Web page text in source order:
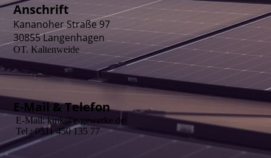
Anschrift
Kananoher Straße 97
30855 Langenhagen
OT. Kaltenweide
E-Mail & Telefon
E-Mail: kmk@e-gewerke.de
Tel.: 0511 450 135 77